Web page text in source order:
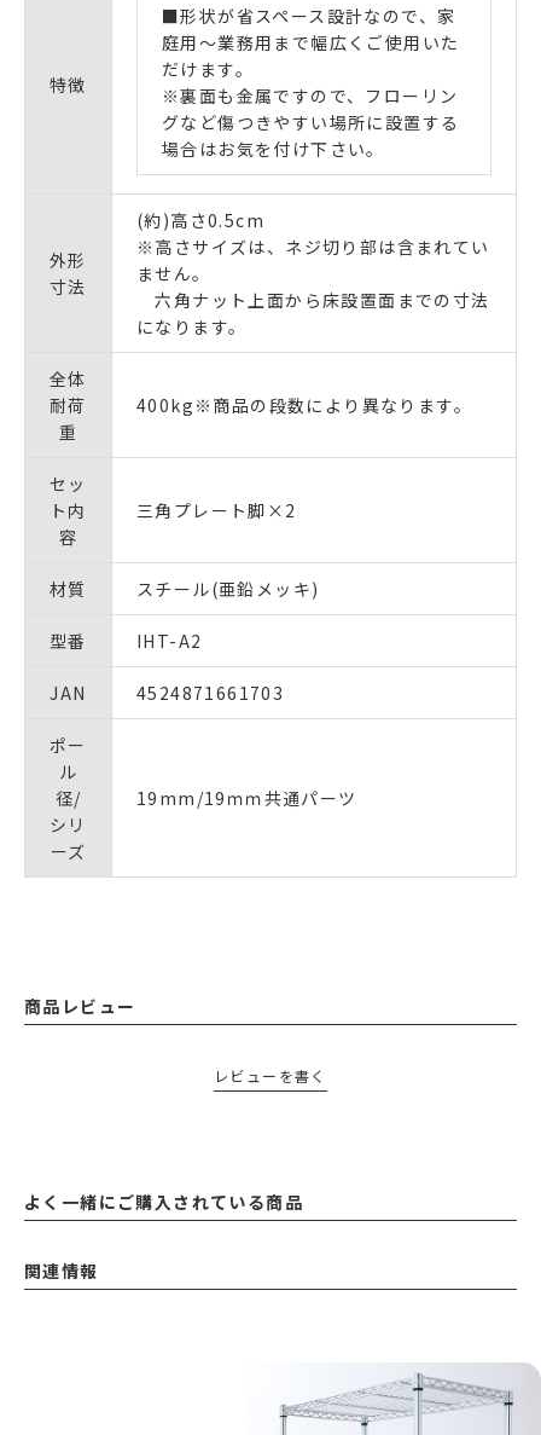
特徴
■形状が省スペース設計なので、家
庭用～業務用まで幅広くご使用いた
だけます。
※裏面も金属ですので、フローリン
グなど傷つきやすい場所に設置する
場合はお気を付け下さい。
外形
寸法
(約)高さ0.5cm
※高さサイズは、ネジ切り部は含まれてい
ません。
六角ナット上面から床設置面までの寸法
になります。
全体
耐荷
重
400kg※商品の段数により異なります。
セッ
ト内
容
三角プレート脚×2
材質 スチール(亜鉛メッキ)
型番 IHT-A2
JAN 4524871661703
ポー
ル
径/
シリ
ーズ
19mm/19ｍｍ共通パーツ
商品レビュー
レビューを書く
よく一緒にご購入されている商品
関連情報